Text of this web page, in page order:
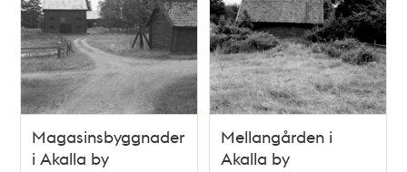
Magasinsbyggnader
i Akalla by
Mellangården i
Akalla by